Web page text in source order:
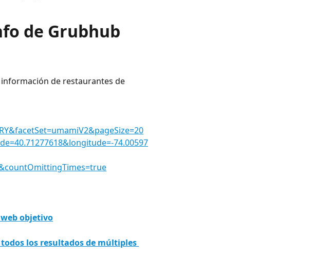
de Grubhub
de restaurantes de
74.00597
objetivo
los resultados de múltiples